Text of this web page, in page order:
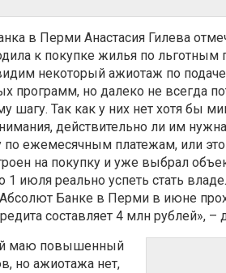
в Перми Анастасия Гилева
к покупке жилья по
некоторый ажиотаж по подаче
программ, но далеко не всегда
шагу. Так как у них нет хотя бы
действительно ли им
по ежемесячным платежам, или
на покупку и уже выбрал
июля реально успеть стать
Банке в Перми в июне
составляет 4 млн рублей», –
маю повышенный
но ажиотажа нет,